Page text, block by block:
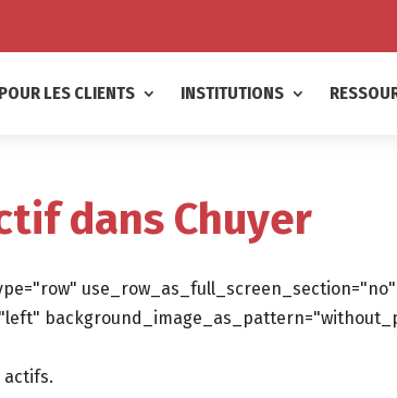
POUR LES CLIENTS INSTITUTIONS
dans Chuyer
actifs.